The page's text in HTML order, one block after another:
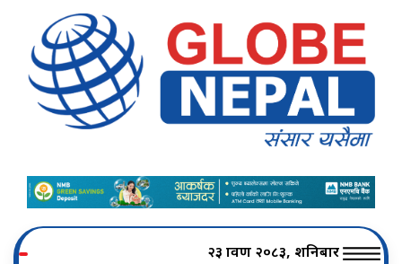
२३ श्रावण २०८३, शनिबार